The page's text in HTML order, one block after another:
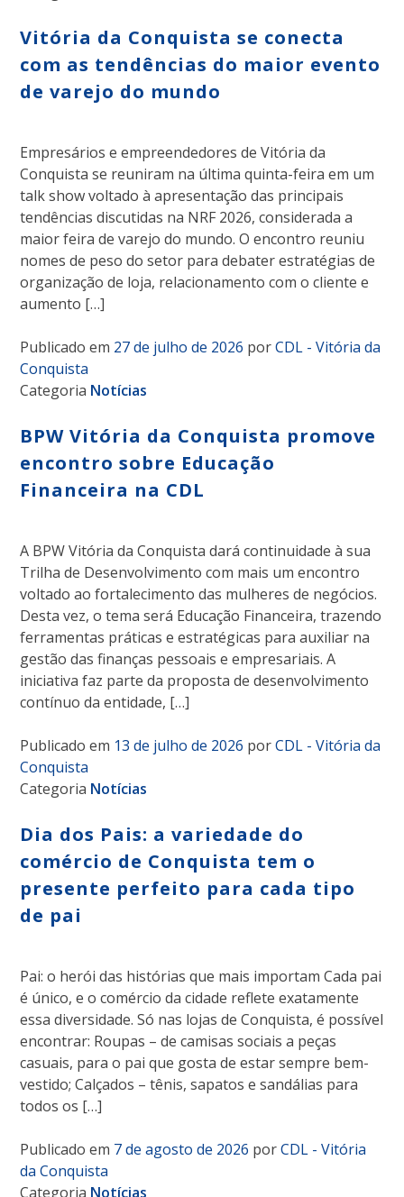
Vitória da Conquista se conecta
com as tendências do maior evento
de varejo do mundo
Empresários e empreendedores de Vitória da
Conquista se reuniram na última quinta-feira em um
talk show voltado à apresentação das principais
tendências discutidas na NRF 2026, considerada a
maior feira de varejo do mundo. O encontro reuniu
nomes de peso do setor para debater estratégias de
organização de loja, relacionamento com o cliente e
aumento […]
Publicado em 27 de julho de 2026 porCDL - Vitória da
Conquista
Categoria Notícias
BPW Vitória da Conquista promove
encontro sobre Educação
Financeira na CDL
A BPW Vitória da Conquista dará continuidade à sua
Trilha de Desenvolvimento com mais um encontro
voltado ao fortalecimento das mulheres de negócios.
Desta vez, o tema será Educação Financeira, trazendo
ferramentas práticas e estratégicas para auxiliar na
gestão das finanças pessoais e empresariais. A
iniciativa faz parte da proposta de desenvolvimento
contínuo da entidade, […]
Publicado em 13 de julho de 2026 porCDL - Vitória da
Conquista
Categoria Notícias
Dia dos Pais: a variedade do
comércio de Conquista tem o
presente perfeito para cada tipo
de pai
Pai: o herói das histórias que mais importam Cada pai
é único, e o comércio da cidade reflete exatamente
essa diversidade. Só nas lojas de Conquista, é possível
encontrar: Roupas – de camisas sociais a peças
casuais, para o pai que gosta de estar sempre bem-
vestido; Calçados – tênis, sapatos e sandálias para
todos os […]
Publicado em 7 de agosto de 2026 porCDL - Vitória
da Conquista
Categoria Notícias